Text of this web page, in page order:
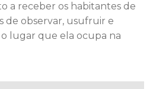
a receber os habitantes de
de observar, usufruir e
lugar que ela ocupa na